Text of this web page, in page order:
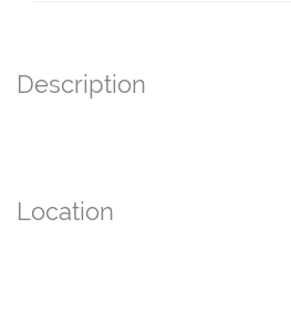
Description
Location